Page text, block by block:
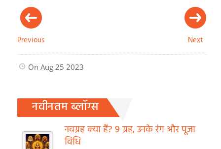
Previous Next
On Aug 25 2023
नवीनतम ब्लॉग्स
नवग्रह क्या हैं? 9 ग्रह, उनके रंग और पूजा
विधि